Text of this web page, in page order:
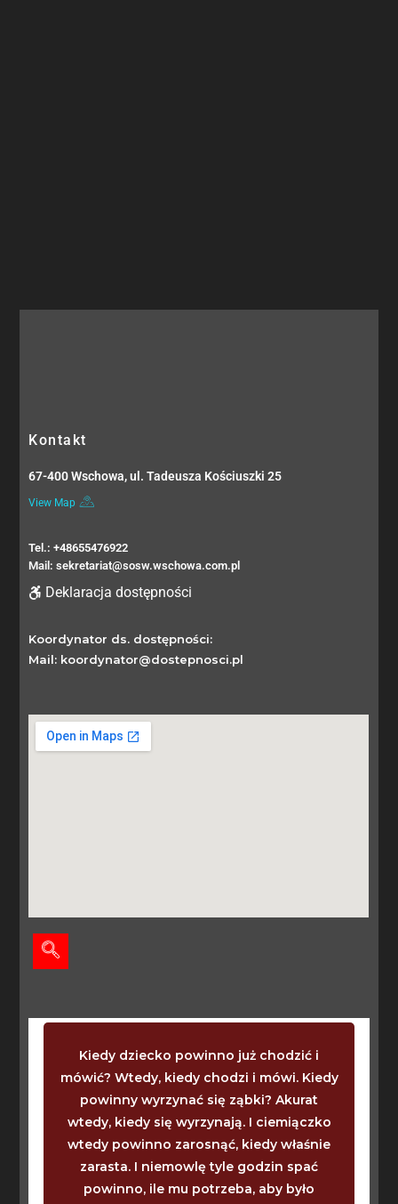
Kontakt
67-400 Wschowa, ul. Tadeusza Kościuszki 25
View Map
Tel.: +48655476922
Mail: sekretariat@sosw.wschowa.com.pl
Deklaracja dostępności
Koordynator ds. dostępności:
Mail: koordynator@dostepnosci.pl
Kiedy dziecko powinno już chodzić i
mówić? Wtedy, kiedy chodzi i mówi. Kiedy
powinny wyrzynać się ząbki? Akurat
wtedy, kiedy się wyrzynają. I ciemiączko
wtedy powinno zarosnąć, kiedy właśnie
zarasta. I niemowlę tyle godzin spać
powinno, ile mu potrzeba, aby było